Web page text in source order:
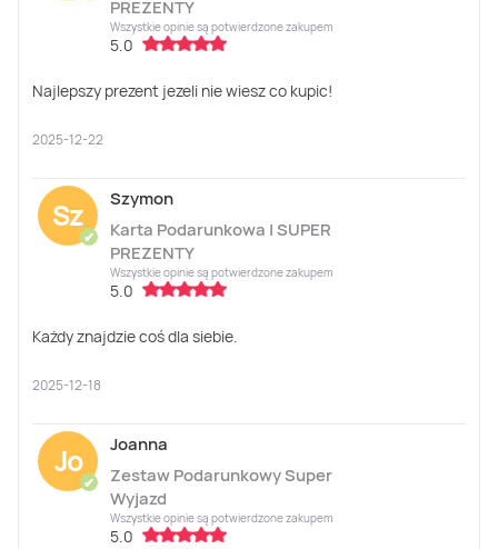
PREZENTY
Wszystkie opinie są potwierdzone zakupem
5.0
Najlepszy prezent jezeli nie wiesz co kupic!
2025-12-22
Sz
✔
Szymon
Karta Podarunkowa | SUPER
PREZENTY
Wszystkie opinie są potwierdzone zakupem
5.0
Każdy znajdzie coś dla siebie.
2025-12-18
Jo
✔
Joanna
Zestaw Podarunkowy Super
Wyjazd
Wszystkie opinie są potwierdzone zakupem
5.0